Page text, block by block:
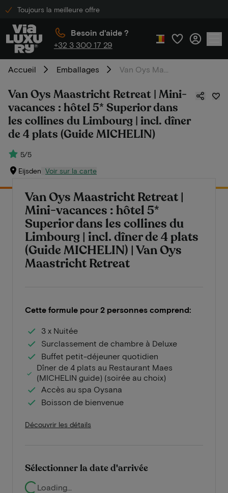
Toujours la meilleure offre
Besoin d'aide ?
+32 3 300 17 29
Accueil Emballages
Van Oys Maastricht Retreat | Mini-
vacances : hôtel 5* Superior dans
les collines du Limbourg | incl. dîner
de 4 plats (Guide MICHELIN)
5/5
Eijsden Voir sur la carte
Van Oys Maastricht Retreat |
Mini-vacances : hôtel 5*
Superior dans les collines du
Limbourg | incl. dîner de 4 plats
(Guide MICHELIN) | Van Oys
Maastricht Retreat
Cette formule pour 2 personnes comprend:
3 x Nuitée
Surclassement de chambre à Deluxe
Buffet petit-déjeuner quotidien
Dîner de 4 plats au Restaurant Maes
(MICHELIN guide) (soirée au choix)
Accès au spa Oysana
Boisson de bienvenue
Découvrir les détails
Sélectionner la date d'arrivée
Loading...